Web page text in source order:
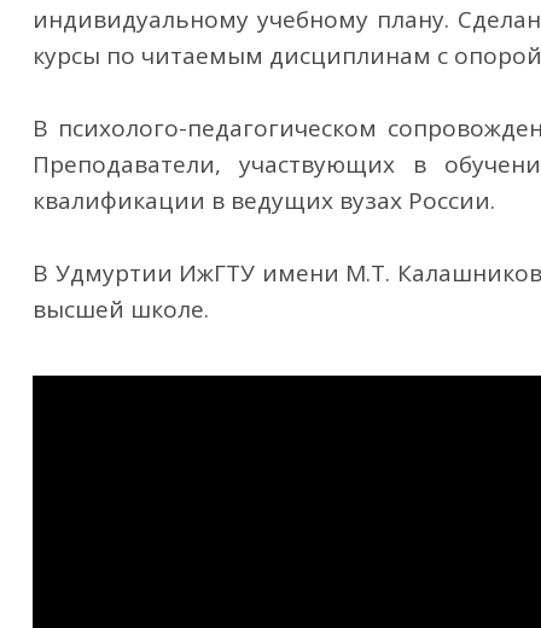
индивидуальному учебному плану.
курсы по читаемым дисциплинам с
В психолого-педагогическом
Преподаватели, участвующих в
квалификации в ведущих вузах России.
В Удмуртии ИжГТУ имени М.Т.
высшей школе.